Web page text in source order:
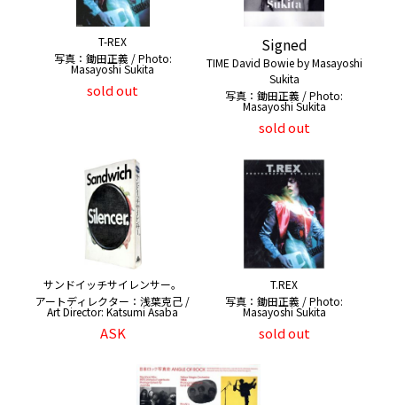
T-REX
写真：鋤田正義 / Photo:
Masayoshi Sukita
sold out
Signed
TIME David Bowie by Masayoshi
Sukita
写真：鋤田正義 / Photo:
Masayoshi Sukita
sold out
サンドイッチサイレンサー。
アートディレクター：浅葉克己 /
Art Director: Katsumi Asaba
ASK
T.REX
写真：鋤田正義 / Photo:
Masayoshi Sukita
sold out